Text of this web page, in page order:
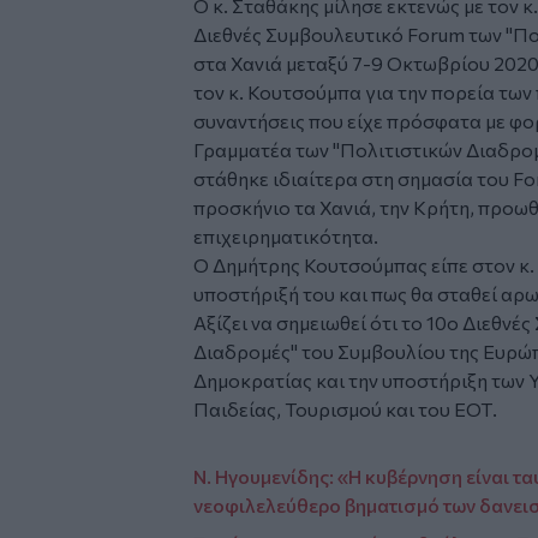
Ο κ. Σταθάκης μίλησε εκτενώς με
Διεθνές Συμβουλευτικό Forum των
στα Χανιά μεταξύ 7-9 Οκτωβρίου
τον κ. Κουτσούμπα για την πορεία των
συναντήσεις που είχε πρόσφατα με
Γραμματέα των "Πολιτιστικών
στάθηκε ιδιαίτερα στη σημασία του
προσκήνιο τα Χανιά, την Κρήτη,
επιχειρηματικότητα.
Ο Δημήτρης Κουτσούμπας είπε στον κ.
υποστήριξή του και πως θα σταθεί
Αξίζει να σημειωθεί ότι το 10ο
Διαδρομές" του Συμβουλίου της
Δημοκρατίας και την υποστήριξη
Παιδείας, Τουρισμού και του ΕΟΤ.
Ν. Ηγουμενίδης: «Η κυβέρνηση είναι
νεοφιλελεύθερο βηματισμό των